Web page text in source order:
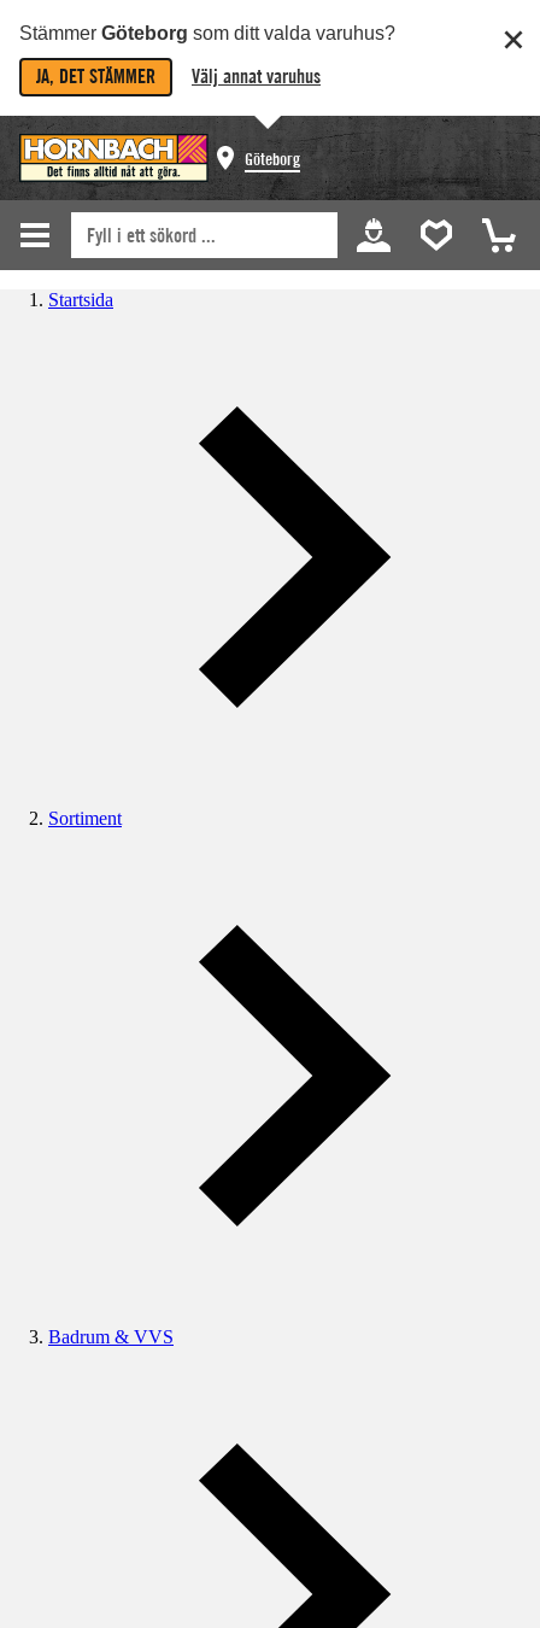
Stämmer Göteborg som ditt valda varuhus?
JA, DET STÄMMER Välj annat varuhus
Göteborg
Startsida
Sortiment
Badrum & VVS